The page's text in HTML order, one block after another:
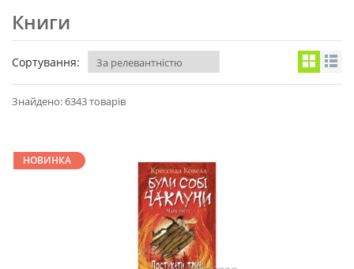
Книги
Сортування:
Знайдено: 6343 товарів
НОВИНКА